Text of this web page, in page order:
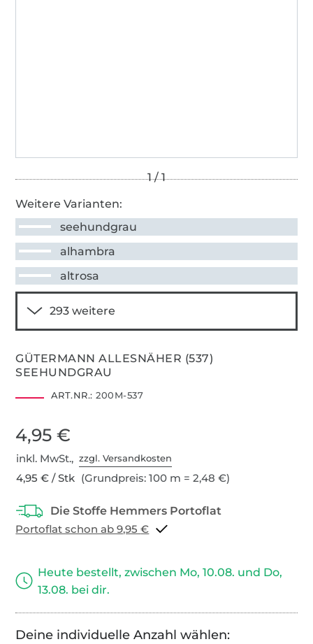
Weitere Varianten:
seehundgrau
alhambra
altrosa
GÜTERMANN ALLESNÄHER (537)
SEEHUNDGRAU
ART.NR.: 200M-537
4,95 €
inkl. MwSt.,zzgl. Versandkosten
4,95 € / Stk (Grundpreis: 100 m = 2,48 €)
Portoflat schon ab 9,95 €
Heute bestellt, zwischen Mo, 10.08. und Do,
13.08. bei dir.
Deine individuelle Anzahl wählen: